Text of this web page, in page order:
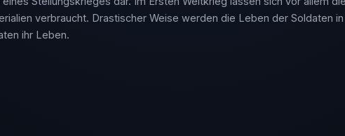
verbraucht. Drastischer Weise werden die Leben der Soldaten
ihr Leben.